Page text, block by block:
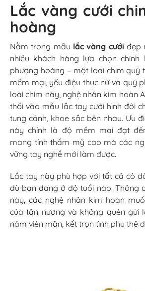
Lắc vàng cưới
hoàng
Nằm trong mẫu lắc vàng cưới đẹp
nhiều khách hàng lựa chọn chính
phượng hoàng – một loài chim quý
mềm mại, yểu điệu thục nữ và quý
loài chim này, nghệ nhân kim hoàn
thổi vào mẫu lắc tay cưới hình đôi
tung cánh, khoe sắc bên nhau. Ưu
này chính là độ mềm mại đạt
mang tính thẩm mỹ cao mà các
vững tay nghề mới làm được.
Lắc tay này phù hợp với tất cả cô
dù bạn đang ở độ tuổi nào. Thông
này, các nghệ nhân kim hoàn
của tân nương và không quên gửi
năm viên mãn, kết trọn tình phu thê